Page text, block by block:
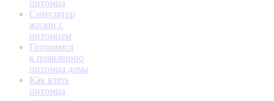
питомца
Симулятор
жизни с
питомцем
Готовимся
к появлению
питомца дома
Как взять
питомца